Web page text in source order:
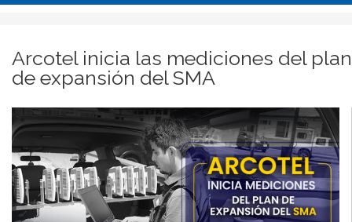
Arcotel inicia las mediciones del plan
de expansión del SMA